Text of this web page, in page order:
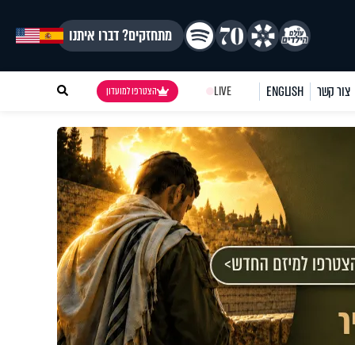
מתחזקים? דברו איתנו
צור קשר ENGLISH
LIVE הצטרפו למועדון